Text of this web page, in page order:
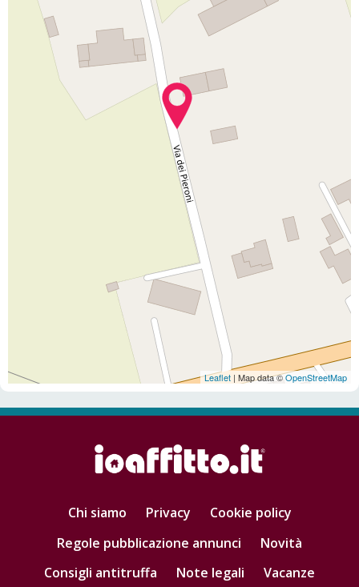
Leaflet | Map data ©OpenStreetMap
Chi siamo Privacy
Cookie policy
Regole pubblicazione annunci
Novità
Consigli antitruffa
Note legali
Vacanze